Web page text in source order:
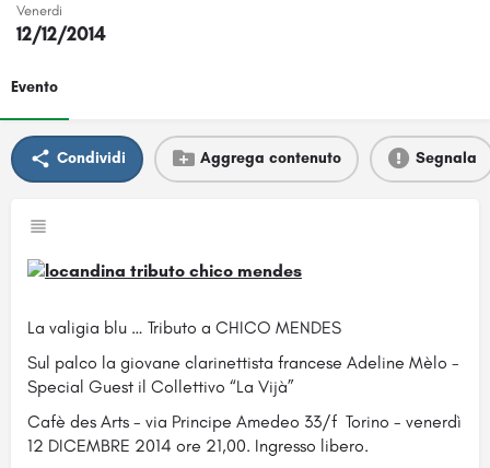
Venerdi
12/12/2014
Evento
Condividi Aggrega contenuto Segnala
La valigia blu … Tributo a CHICO MENDES
Sul palco la giovane clarinettista francese Adeline Mèlo -
Special Guest il Collettivo “La Vijà”
Cafè des Arts - via Principe Amedeo 33/f Torino - venerdì
12 DICEMBRE 2014 ore 21,00. Ingresso libero.